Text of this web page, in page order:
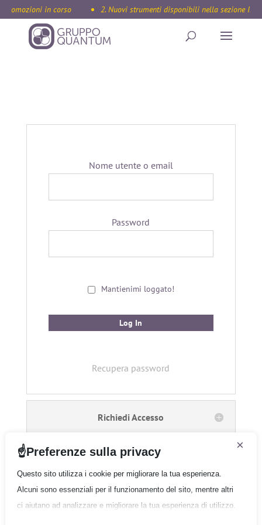
in corso 2. Nuovi strumenti disponibili nella sezione
Nome utente o email
Password
Mantienimi loggato!
Recupera password
Richiedi Accesso
Gruppo Quantum
Copyright © 2026 Gruppo Quantum - Tutti i diritti
Preferenze sulla privacy ×
Questo sito utilizza i cookie per migliorare la tua esperienza.
Alcuni sono essenziali per il funzionamento del sito, mentre altri
ci aiutano ad analizzare e migliorare la tua esperienza di utilizzo.